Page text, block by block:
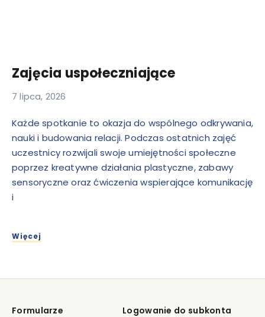
Zajęcia uspołeczniające
7 lipca, 2026
Każde spotkanie to okazja do wspólnego odkrywania,
nauki i budowania relacji. Podczas ostatnich zajęć
uczestnicy rozwijali swoje umiejętności społeczne
poprzez kreatywne działania plastyczne, zabawy
sensoryczne oraz ćwiczenia wspierające komunikację
i
Więcej
Formularze Logowanie do subkonta